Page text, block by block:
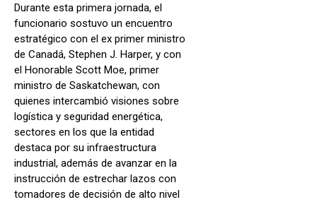
Durante esta primera jornada, el
funcionario sostuvo un encuentro
estratégico con el ex primer ministro
de Canadá, Stephen J. Harper, y con
el Honorable Scott Moe, primer
ministro de Saskatchewan, con
quienes intercambió visiones sobre
logística y seguridad energética,
sectores en los que la entidad
destaca por su infraestructura
industrial, además de avanzar en la
instrucción de estrechar lazos con
tomadores de decisión de alto nivel